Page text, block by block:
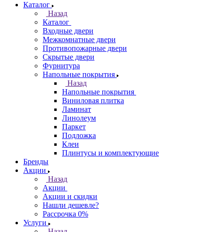
Каталог
Назад
Каталог
Входные двери
Межкомнатные двери
Противопожарные двери
Скрытые двери
Фурнитура
Напольные покрытия
Назад
Напольные покрытия
Виниловая плитка
Ламинат
Линолеум
Паркет
Подложка
Клеи
Плинтусы и комплектующие
Бренды
Акции
Назад
Акции
Акции и скидки
Нашли дешевле?
Рассрочка 0%
Услуги